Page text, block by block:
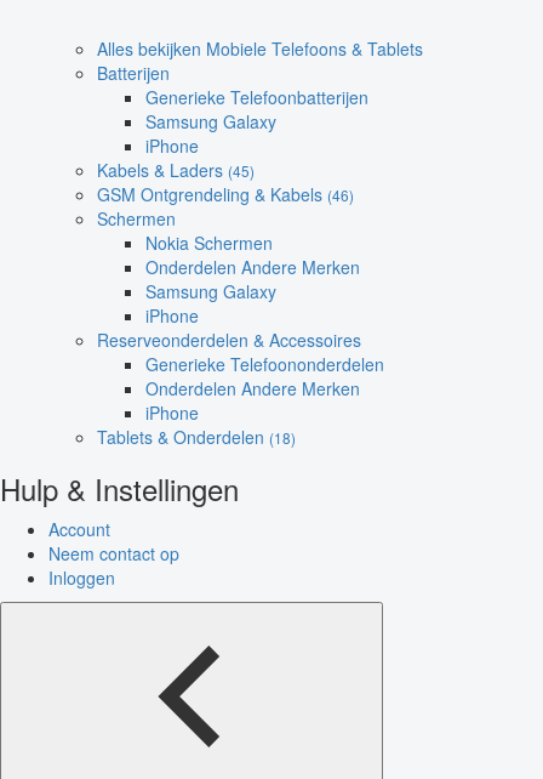
Alles bekijken Mobiele Telefoons & Tablets
Batterijen
Generieke Telefoonbatterijen
Samsung Galaxy
iPhone
Kabels & Laders (45)
GSM Ontgrendeling & Kabels (46)
Schermen
Nokia Schermen
Onderdelen Andere Merken
Samsung Galaxy
iPhone
Reserveonderdelen & Accessoires
Generieke Telefoononderdelen
Onderdelen Andere Merken
iPhone
Tablets & Onderdelen (18)
Hulp & Instellingen
Account
Neem contact op
Inloggen